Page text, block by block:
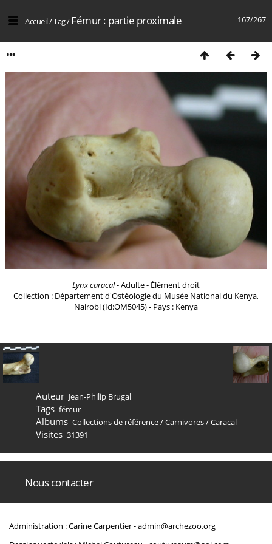
167/267
Accueil/Tag/Fémur : partie proximale
Lynx caracal- Adulte - Élément droit
Collection : Département d'Ostéologie du Musée National du Kenya,
Nairobi (Id:OM5045) - Pays : Kenya
Auteur Jean-Philip Brugal
Tags fémur
Albums Collections de référence/Carnivores/Caracal
Visites 31391
Nous contacter
Administration : Carine Carpentier -admin@archezoo.org